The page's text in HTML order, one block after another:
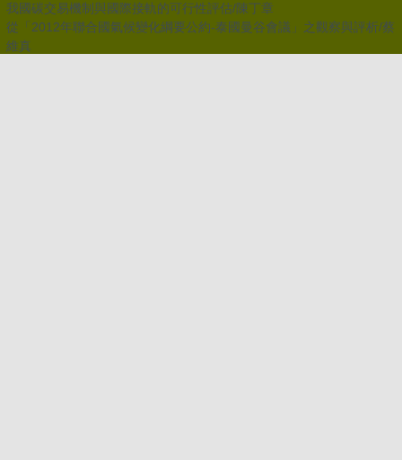
我國碳交易機制與國際接軌的可行性評估/陳丁章
從「2012年聯合國氣候變化綱要公約-泰國曼谷會議」之觀察與評析/蔡
維真